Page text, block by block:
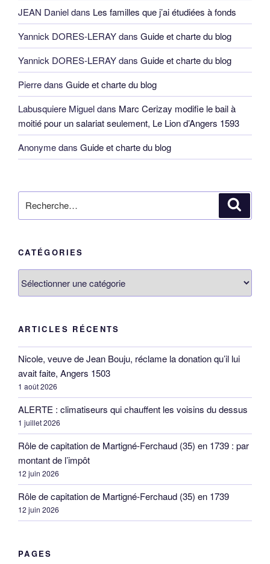
JEAN Danieldans Les familles que j’ai étudiées à fonds
Yannick DORES-LERAYdans Guide et charte du blog
Yannick DORES-LERAYdans Guide et charte du blog
Pierredans Guide et charte du blog
Labusquiere Migueldans Marc Cerizay modifie le bail à
moitié pour un salariat seulement, Le Lion d’Angers 1593
Anonymedans Guide et charte du blog
pour
CATÉGORIES
ARTICLES RÉCENTS
Nicole, veuve de Jean Bouju, réclame la donation qu’il lui
avait faite, Angers 1503
1 août 2026
ALERTE : climatiseurs qui chauffent les voisins du dessus
1 juillet 2026
Rôle de capitation de Martigné-Ferchaud (35) en 1739 : par
montant de l’impôt
12 juin 2026
Rôle de capitation de Martigné-Ferchaud (35) en 1739
12 juin 2026
PAGES